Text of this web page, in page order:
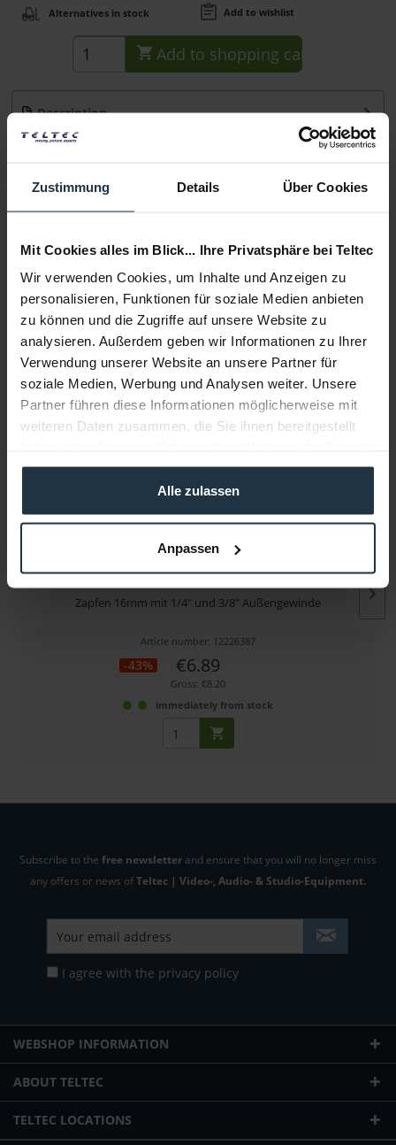
Zustimmung Details Über Cookies
Mit Cookies alles im Blick... Ihre Privatsphäre bei Teltec
Wir verwenden Cookies, um Inhalte und Anzeigen zu
personalisieren, Funktionen für soziale Medien anbieten
zu können und die Zugriffe auf unsere Website zu
analysieren. Außerdem geben wir Informationen zu Ihrer
Verwendung unserer Website an unsere Partner für
soziale Medien, Werbung und Analysen weiter. Unsere
Partner führen diese Informationen möglicherweise mit
weiteren Daten zusammen, die Sie ihnen bereitgestellt
gesammelt haben.
Alle zulassen
Anpassen
Alternatives in stock Add to wishlist
Add to shopping cart
Description
Die 3/8'' und 1/4''-Adapter erweitern die Kompatibilität der
Media
Manufacturer & Product Safety Information
Folgende Infos zum Hersteller sind verfübar......more
More articles from +++ Manfrotto +++ look at
Zapfen 16mm mit 1/4" und 3/8" Außengewinde
Article number: 12226387
-43% €6.89
Gross: €8.20
immediately from stock
Subscribe to the free newsletter and ensure that you will no longer miss
any offers or news ofTeltec | Video-, Audio- & Studio-Equipment.
I agree with the privacy policy
WEBSHOP INFORMATION
ABOUT TELTEC
TELTEC LOCATIONS